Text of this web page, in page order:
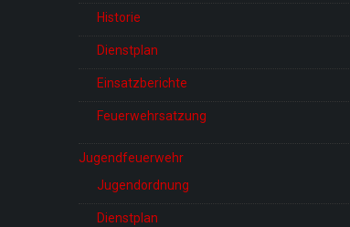
Historie
Dienstplan
Einsatzberichte
Feuerwehrsatzung
Jugendfeuerwehr
Jugendordnung
Dienstplan